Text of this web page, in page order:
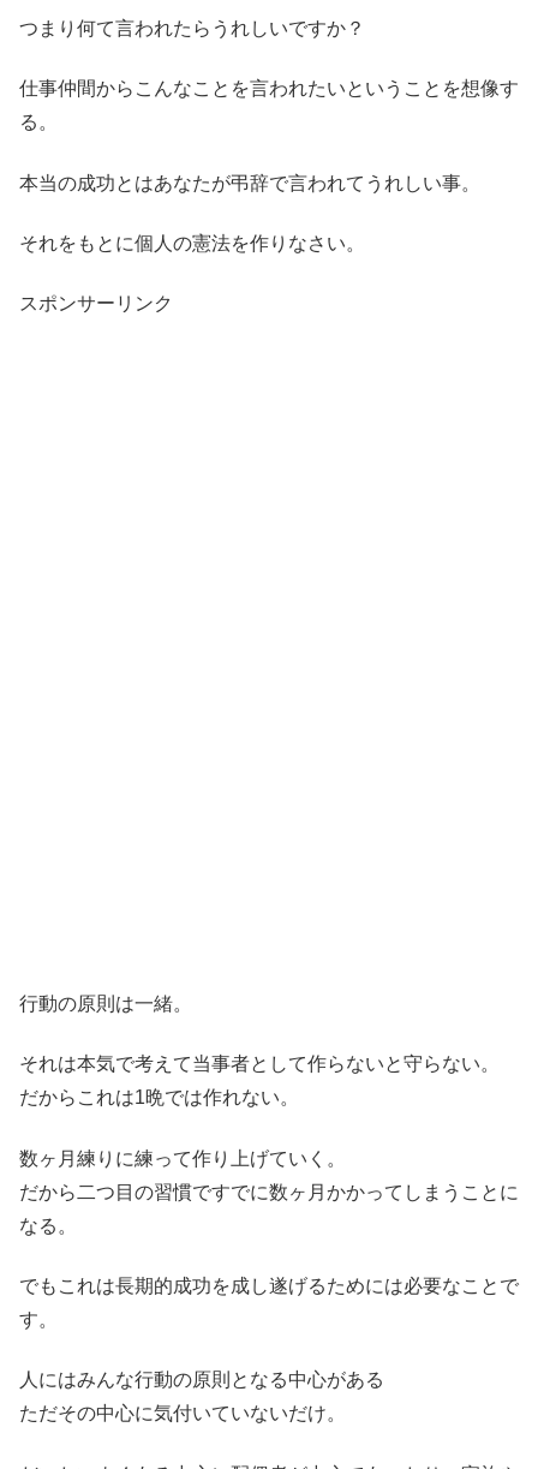
つまり何て言われたらうれしいですか？
仕事仲間からこんなことを言われたいということを想像す
る。
本当の成功とはあなたが弔辞で言われてうれしい事。
それをもとに個人の憲法を作りなさい。
スポンサーリンク
行動の原則は一緒。
それは本気で考えて当事者として作らないと守らない。
だからこれは1晩では作れない。
数ヶ月練りに練って作り上げていく。
だから二つ目の習慣ですでに数ヶ月かかってしまうことに
なる。
でもこれは長期的成功を成し遂げるためには必要なことで
す。
人にはみんな行動の原則となる中心がある
ただその中心に気付いていないだけ。